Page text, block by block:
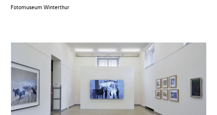
Fotomuseum Winterthur